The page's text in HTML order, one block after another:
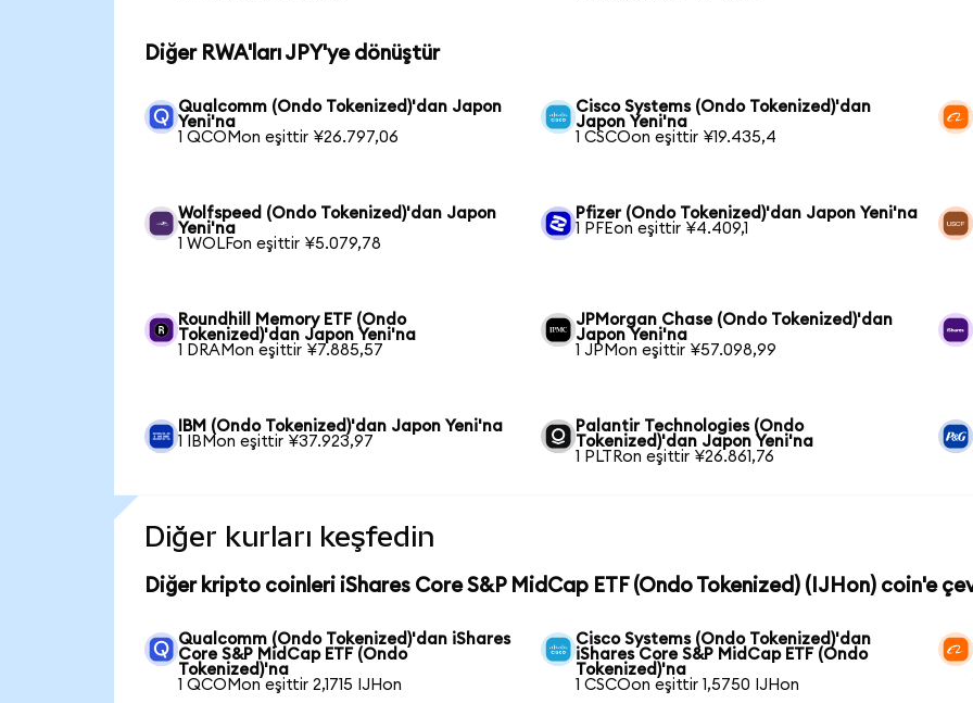
Diğer RWA'ları JPY'ye dönüştür
Qualcomm (Ondo Tokenized)'dan Japon
Yeni'na
1 QCOMon eşittir ¥26.797,06
Cisco Systems (Ondo Tokenized)'dan
Japon Yeni'na
1 CSCOon eşittir ¥19.435,4
Wolfspeed (Ondo Tokenized)'dan Japon
Yeni'na
1 WOLFon eşittir ¥5.079,78
Pfizer (Ondo Tokenized)'dan Japon Yeni'na
1 PFEon eşittir ¥4.409,1
Roundhill Memory ETF (Ondo
Tokenized)'dan Japon Yeni'na
1 DRAMon eşittir ¥7.885,57
JPMorgan Chase (Ondo Tokenized)'dan
Japon Yeni'na
1 JPMon eşittir ¥57.098,99
IBM (Ondo Tokenized)'dan Japon Yeni'na
1 IBMon eşittir ¥37.923,97
Palantir Technologies (Ondo
Tokenized)'dan Japon Yeni'na
1 PLTRon eşittir ¥26.861,76
Diğer kurları keşfedin
Diğer kripto coinleri iShares Core S&P MidCap ETF (Ondo Tokenized) (IJHon) coin'e
Qualcomm (Ondo Tokenized)'dan iShares
Core S&P MidCap ETF (Ondo
Tokenized)'na
1 QCOMon eşittir 2,1715 IJHon
Cisco Systems (Ondo Tokenized)'dan
iShares Core S&P MidCap ETF (Ondo
Tokenized)'na
1 CSCOon eşittir 1,5750 IJHon